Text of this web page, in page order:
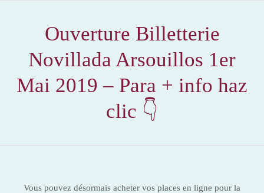
Ouverture Billetterie
Novillada Arsouillos 1er
Mai 2019 – Para + info haz
clic 👇
Vous pouvez désormais acheter vos places en ligne pour la